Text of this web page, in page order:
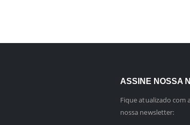
ASSINE NOSSA
Fique atualizado com
nossa newsletter: